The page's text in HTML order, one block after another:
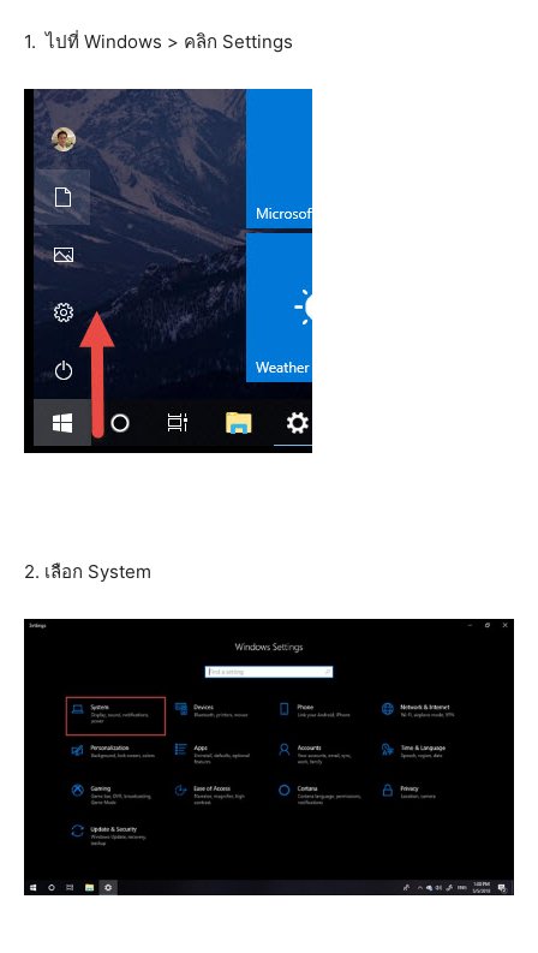
1. ไปที่ Windows > คลิก Settings
2. เลือก System